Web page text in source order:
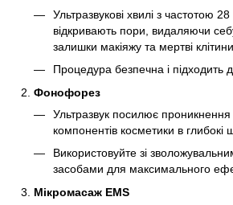
Ультразвукові хвилі з частотою
відкривають пори, видаляючи
залишки макіяжу та мертві клітини.
Процедура безпечна і підходить
Фонофорез
Ультразвук посилює проникнення
компонентів косметики в глибокі
Використовуйте зі
засобами для максимального
Мікромасаж EMS